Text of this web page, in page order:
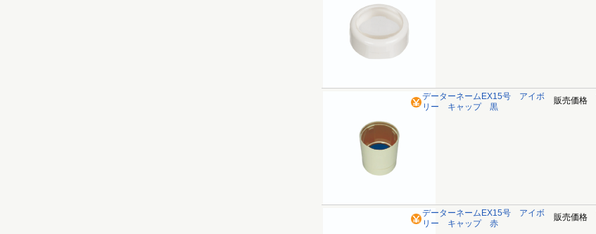
データーネームEX15号 アイボ
リー キャップ 黒
販売価格
データーネームEX15号 アイボ
リー キャップ 赤
販売価格